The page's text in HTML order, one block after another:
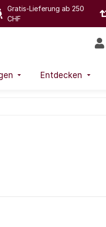
Gratis-Lieferung ab 250
CHF
Entdecken